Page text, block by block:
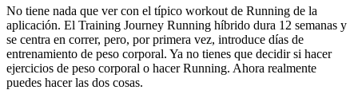
No tiene nada que ver con el típico workout de Running de la
aplicación. El Training Journey Running híbrido dura 12 semanas y
se centra en correr, pero, por primera vez, introduce días de
entrenamiento de peso corporal. Ya no tienes que decidir si hacer
ejercicios de peso corporal o hacer Running. Ahora realmente
puedes hacer las dos cosas.